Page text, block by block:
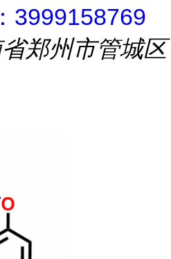
3999158769
郑州市管城区